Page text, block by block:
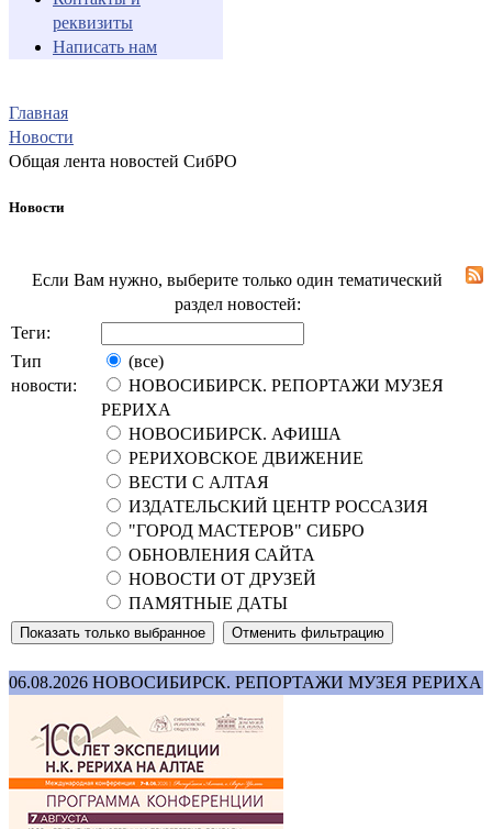
реквизиты
Написать нам
Главная
Новости
Общая лента новостей СибРО
Новости
Если Вам нужно, выберите только один тематический
раздел новостей:
Теги:
Тип
новости:
(все)
НОВОСИБИРСК. РЕПОРТАЖИ МУЗЕЯ
РЕРИХА
НОВОСИБИРСК. АФИША
РЕРИХОВСКОЕ ДВИЖЕНИЕ
ВЕСТИ С АЛТАЯ
ИЗДАТЕЛЬСКИЙ ЦЕНТР РОССАЗИЯ
"ГОРОД МАСТЕРОВ" СИБРО
ОБНОВЛЕНИЯ САЙТА
НОВОСТИ ОТ ДРУЗЕЙ
ПАМЯТНЫЕ ДАТЫ
06.08.2026 НОВОСИБИРСК. РЕПОРТАЖИ МУЗЕЯ РЕРИХА